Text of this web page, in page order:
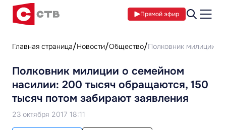
Прямой эфир
Главная страница Новости Общество Полковник милиции о
Полковник милиции о семейном
насилии: 200 тысяч обращаются, 150
тысяч потом забирают заявления
23 октября 2017 18:11